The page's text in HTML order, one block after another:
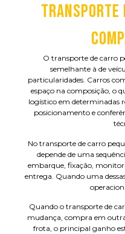
TRANSPORTE
O transporte de carro
semelhante à de
particularidades. Carros
espaço na composição, o
logístico em determinadas
posicionamento e
No transporte de carro
depende de uma
embarque, fixação,
entrega. Quando uma
Quando o transporte de
mudança, compra em
frota, o principal ganho